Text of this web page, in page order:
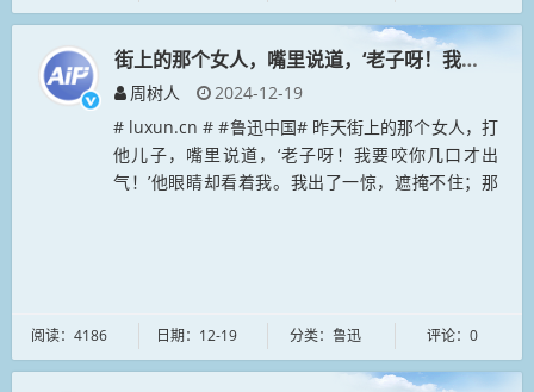
街上的那个女人，嘴里说道，‘老子呀！我要咬你
周树人
2024-12-19
# luxun.cn # #鲁迅中国# 昨天街上的那个女人，打
他儿子，嘴里说道，‘老子呀！我要咬你几口才出
气！’他眼睛却看着我。我出了一惊，遮掩不住；那
阅读：4186 日期：12-19 分类：鲁迅 评论：0